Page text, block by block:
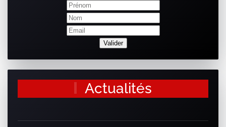
Actualités